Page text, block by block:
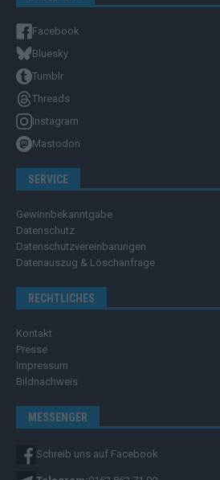
Facebook
Bluesky
Tumblr
Threads
Instagram
Mastodon
SERVICE
Gewinnbekanntgabe
Datenschutz
Datenschutzvereinbarungen
Datenauszug & Löschanfrage
RECHTLICHES
Kontakt
Presse
Impressum
Bildnachweis
MESSENGER
Schreib uns auf Facebook